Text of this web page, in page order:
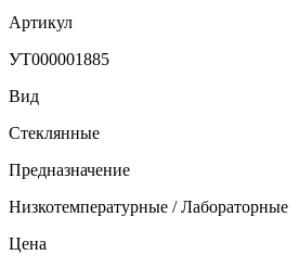
Артикул
УТ000001885
Вид
Стеклянные
Предназначение
Низкотемпературные / Лабораторные
Цена